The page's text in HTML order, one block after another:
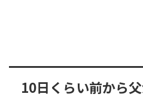
10日くらい前から